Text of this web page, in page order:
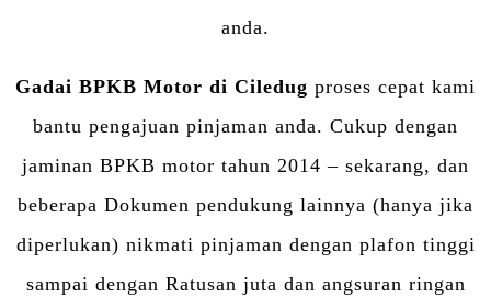
anda.
Gadai BPKB Motor di Ciledug proses cepat kami
bantu pengajuan pinjaman anda. Cukup dengan
jaminan BPKB motor tahun 2014 – sekarang, dan
beberapa Dokumen pendukung lainnya (hanya jika
diperlukan) nikmati pinjaman dengan plafon tinggi
sampai dengan Ratusan juta dan angsuran ringan